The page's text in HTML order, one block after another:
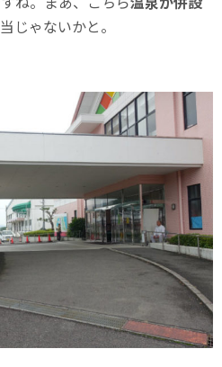
じゃないかと。